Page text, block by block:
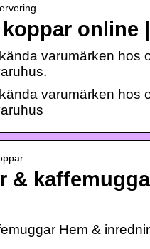
online
varumärken hos
varumärken hos
&
Hem &